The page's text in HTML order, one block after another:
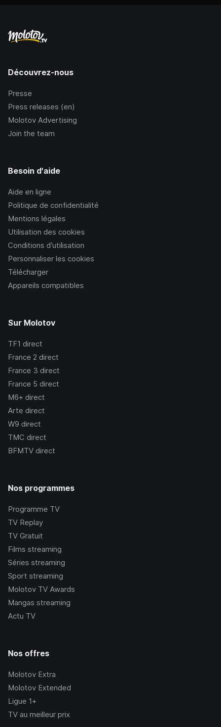
Découvrez-nous
Presse
Press releases (en)
Molotov Advertising
Join the team
Besoin d'aide
Aide en ligne
Politique de confidentialité
Mentions légales
Utilisation des cookies
Conditions d’utilisation
Personnaliser les cookies
Télécharger
Appareils compatibles
Sur Molotov
TF1 direct
France 2 direct
France 3 direct
France 5 direct
M6+ direct
Arte direct
W9 direct
TMC direct
BFMTV direct
Nos programmes
Programme TV
TV Replay
TV Gratuit
Films streaming
Séries streaming
Sport streaming
Molotov TV Awards
Mangas streaming
Actu TV
Nos offres
Molotov Extra
Molotov Extended
Ligue 1+
TV au meilleur prix